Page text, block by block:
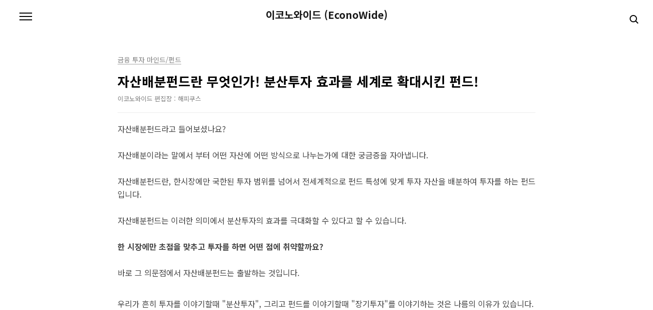
이코노와이드 (EconoWide)
금융 투자 마인드/펀드
자산배분펀드란 무엇인가! 분산투자 효과를 세계로 확대시킨 펀드!
이코노와이드 편집장 : 해피쿠스
자산배분펀드라고 들어보셨나요?
자산배분이라는 말에서 부터 어떤 자산에 어떤 방식으로 나누는가에 대한 궁금증을 자아냅니다.
자산배분펀드란, 한시장에만 국한된 투자 범위를 넘어서 전세계적으로 펀드 특성에 맞게 투자 자산을 배분하여 투자를 하는 펀드
입니다.
자산배분펀드는 이러한 의미에서 분산투자의 효과를 극대화할 수 있다고 할 수 있습니다.
한 시장에만 초점을 맞추고 투자를 하면 어떤 점에 취약할까요?
바로 그 의문점에서 자산배분펀드는 출발하는 것입니다.
우리가 흔히 투자를 이야기할때 "분산투자", 그리고 펀드를 이야기할때 "장기투자"를 이야기하는 것은 나름의 이유가 있습니다.